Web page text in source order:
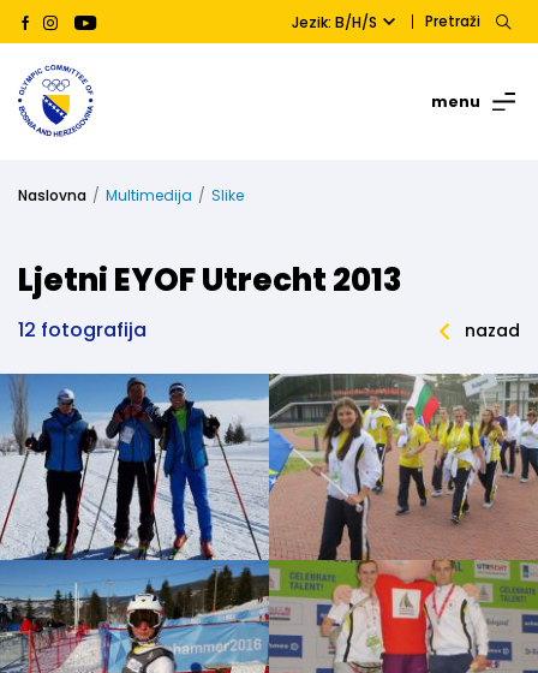
Jezik: B/H/S Pretraži
menu
Naslovna Multimedija Slike
Ljetni EYOF Utrecht 2013
12 fotografija nazad